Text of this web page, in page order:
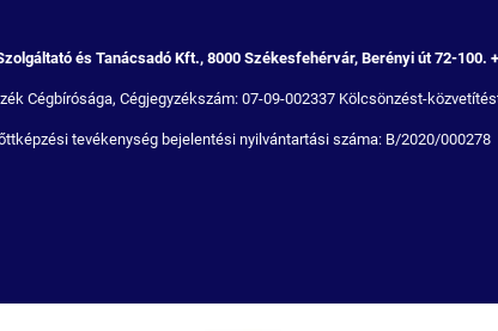
és Tanácsadó Kft., 8000 Székesfehérvár, Berényi út 72-100.
Cégbírósága, Cégjegyzékszám: 07-09-002337 Kölcsönzést-
tevékenység bejelentési nyilvántartási száma: B/2020/000278